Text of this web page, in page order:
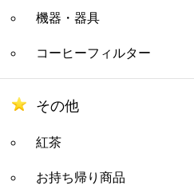
機器・器具
コーヒーフィルター
その他
紅茶
お持ち帰り商品